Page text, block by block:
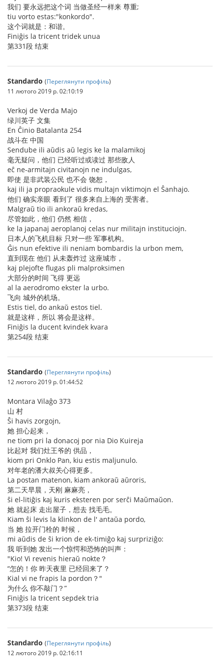
我们 要永远把这个词 当做圣经一样来 尊重;
tiu vorto estas:"konkordo".
这个词就是：和谐。
Finiĝis la tricent tridek unua
第331段 结束
Standardo (Переглянути профіль)
11 лютого 2019 р. 02:10:19
Verkoj de Verda Majo
绿川英子 文集
En Ĉinio Batalanta 254
战斗在 中国
Sendube ili aŭdis aŭ legis ke la malamikoj
毫无疑问，他们 已经听过或读过 那些敌人
eĉ ne-armitajn civitanojn ne indulgas,
即使 是非武装公民 也不会 饶恕，
kaj ili ja propraokule vidis multajn viktimojn el Ŝanhajo.
他们 确实亲眼 看到了 很多来自上海的 受害者。
Malgraŭ tio ili ankoraŭ kredas,
尽管如此，他们 仍然 相信，
ke la japanaj aeroplanoj celas nur militajn instituciojn.
日本人的飞机目标 只对一些 军事机构。
Ĝis nun efektive ili neniam bombardis la urbon mem,
直到现在 他们 从未轰炸过 这座城市，
kaj plejofte flugas pli malproksimen
大部分的时间 飞得 更远
al la aerodromo ekster la urbo.
飞向 城外的机场。
Estis tiel, do ankaŭ estos tiel.
就是这样，所以 将会是这样。
Finiĝis la ducent kvindek kvara
第254段 结束
Standardo (Переглянути профіль)
12 лютого 2019 р. 01:44:52
Montara Vilaĝo 373
山 村
Ŝi havis zorgojn,
她 担心起来，
ne tiom pri la donacoj por nia Dio Kuireja
比起对 我们灶王爷的 供品，
kiom pri Onklo Pan, kiu estis maljunulo.
对年老的潘大叔关心得更多。
La postan matenon, kiam ankoraŭ aŭroris,
第二天早晨，天刚 麻麻亮，
ŝi el-litiĝis kaj kuris eksteren por serĉi Maŭmaŭon.
她 就起床 走出屋子，想去 找毛毛。
Kiam ŝi levis la klinkon de l' antaŭa pordo,
当 她 拉开门栓的 时候，
mi aŭdis de ŝi krion de ek-timiĝo kaj surpriziĝo:
我 听到她 发出一个惊愕和恐怖的叫声：
"Kio! Vi revenis hieraŭ nokte？
“怎的！你 昨天夜里 已经回来了？
Kial vi ne frapis la pordon？"
为什么 你不敲门？”
Finiĝis la tricent sepdek tria
第373段 结束
Standardo (Переглянути профіль)
12 лютого 2019 р. 02:16:11